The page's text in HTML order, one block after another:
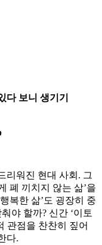
다 보니 생기기
리워진 현대 사회. 그
폐 끼치지 않는 삶’을
복한 삶’도 굉장히 중
야 할까? 신간 ‘이토
관점을 찬찬히 짚어
다.